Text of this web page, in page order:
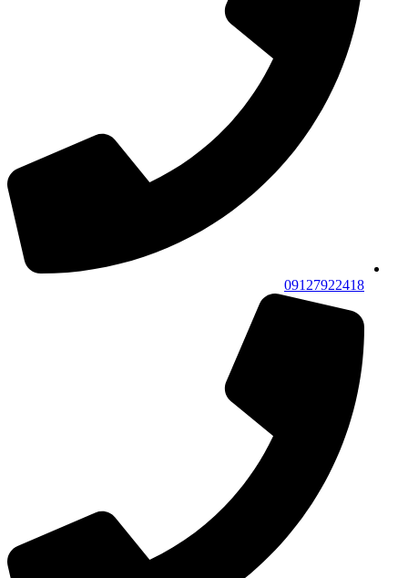
09127922418